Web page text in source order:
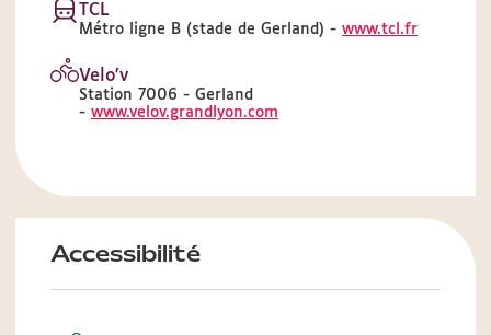
TCL
Métro ligne B (stade de Gerland) - www.tcl.fr
Velo’v
Station 7006 - Gerland
- www.velov.grandlyon.com
Accessibilité